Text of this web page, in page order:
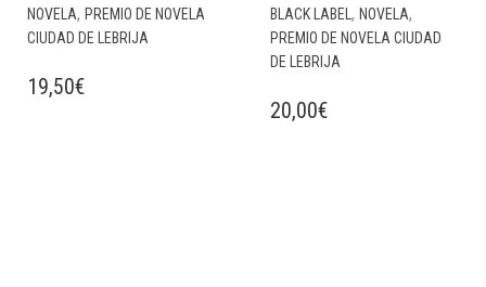
NOVELA, PREMIO DE NOVELA
CIUDAD DE LEBRIJA
19,50€
BLACK LABEL , NOVELA,
PREMIO DE NOVELA CIUDAD
DE LEBRIJA
20,00€